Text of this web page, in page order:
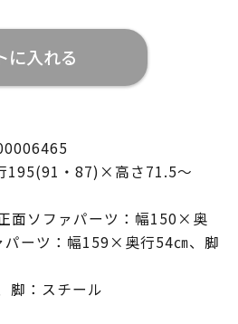
に入れる
195(91・87)×高さ71.5～
面ソファパーツ：幅150×奥
パーツ：幅159×奥行54㎝、脚
脚：スチール